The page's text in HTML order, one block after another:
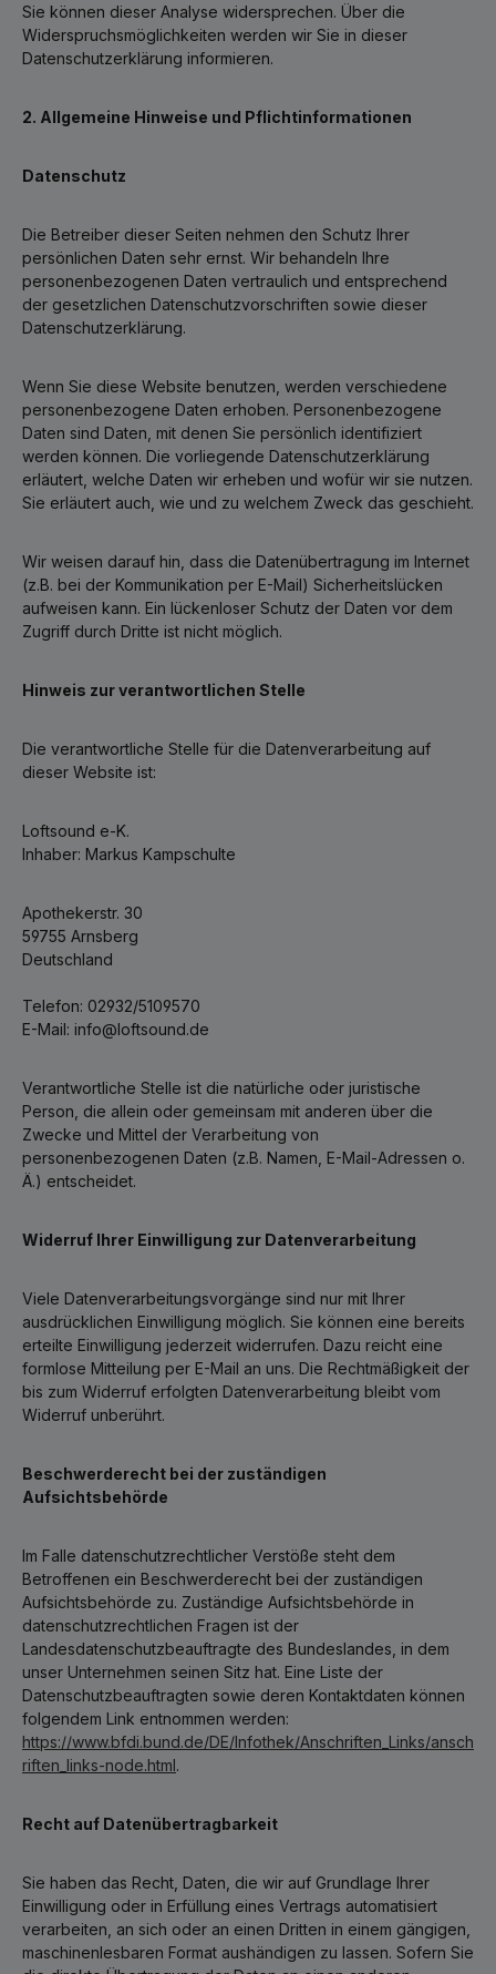
Sie können dieser Analyse widersprechen. Über die
Widerspruchsmöglichkeiten werden wir Sie in dieser
Datenschutzerklärung informieren.
2. Allgemeine Hinweise und Pflichtinformationen
Datenschutz
Die Betreiber dieser Seiten nehmen den Schutz Ihrer
persönlichen Daten sehr ernst. Wir behandeln Ihre
personenbezogenen Daten vertraulich und entsprechend
der gesetzlichen Datenschutzvorschriften sowie dieser
Datenschutzerklärung.
Wenn Sie diese Website benutzen, werden verschiedene
personenbezogene Daten erhoben. Personenbezogene
Daten sind Daten, mit denen Sie persönlich identifiziert
werden können. Die vorliegende Datenschutzerklärung
erläutert, welche Daten wir erheben und wofür wir sie nutzen.
Sie erläutert auch, wie und zu welchem Zweck das geschieht.
Wir weisen darauf hin, dass die Datenübertragung im Internet
(z.B. bei der Kommunikation per E-Mail) Sicherheitslücken
aufweisen kann. Ein lückenloser Schutz der Daten vor dem
Zugriff durch Dritte ist nicht möglich.
Hinweis zur verantwortlichen Stelle
Die verantwortliche Stelle für die Datenverarbeitung auf
dieser Website ist:
Loftsound e-K.
Inhaber: Markus Kampschulte
Apothekerstr. 30
59755 Arnsberg
Deutschland
Telefon: 02932/5109570
E-Mail: info@loftsound.de
Verantwortliche Stelle ist die natürliche oder juristische
Person, die allein oder gemeinsam mit anderen über die
Zwecke und Mittel der Verarbeitung von
personenbezogenen Daten (z.B. Namen, E-Mail-Adressen o.
Ä.) entscheidet.
Widerruf Ihrer Einwilligung zur Datenverarbeitung
Viele Datenverarbeitungsvorgänge sind nur mit Ihrer
ausdrücklichen Einwilligung möglich. Sie können eine bereits
erteilte Einwilligung jederzeit widerrufen. Dazu reicht eine
formlose Mitteilung per E-Mail an uns. Die Rechtmäßigkeit der
bis zum Widerruf erfolgten Datenverarbeitung bleibt vom
Widerruf unberührt.
Beschwerderecht bei der zuständigen
Aufsichtsbehörde
Im Falle datenschutzrechtlicher Verstöße steht dem
Betroffenen ein Beschwerderecht bei der zuständigen
Aufsichtsbehörde zu. Zuständige Aufsichtsbehörde in
datenschutzrechtlichen Fragen ist der
Landesdatenschutzbeauftragte des Bundeslandes, in dem
unser Unternehmen seinen Sitz hat. Eine Liste der
Datenschutzbeauftragten sowie deren Kontaktdaten können
folgendem Link entnommen werden:
https://www.bfdi.bund.de/DE/Infothek/Anschriften_Links/ansch
riften_links-node.html.
Recht auf Datenübertragbarkeit
Sie haben das Recht, Daten, die wir auf Grundlage Ihrer
Einwilligung oder in Erfüllung eines Vertrags automatisiert
verarbeiten, an sich oder an einen Dritten in einem gängigen,
maschinenlesbaren Format aushändigen zu lassen. Sofern Sie